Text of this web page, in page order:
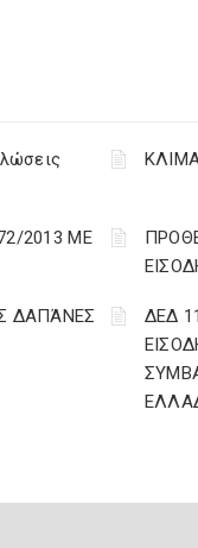
2013 ΜΕ
ΔΑΠΆΝΕΣ
ΔΕΔ